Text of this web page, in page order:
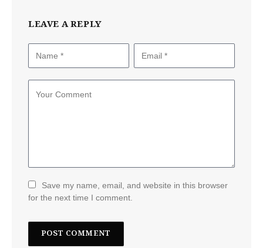
LEAVE A REPLY
Save my name, email, and website in this browser
for the next time I comment.